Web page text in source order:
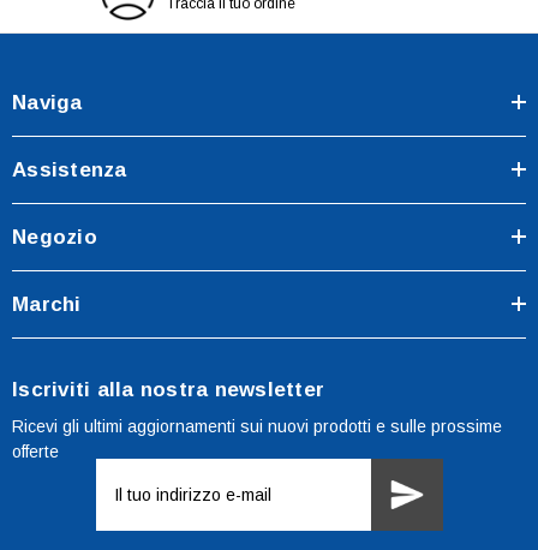
Traccia il tuo ordine
Naviga
Assistenza
Negozio
Marchi
Iscriviti alla nostra newsletter
Ricevi gli ultimi aggiornamenti sui nuovi prodotti e sulle prossime
offerte
mail